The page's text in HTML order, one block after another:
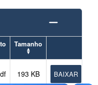
Tamanho
193 KB BAIXAR